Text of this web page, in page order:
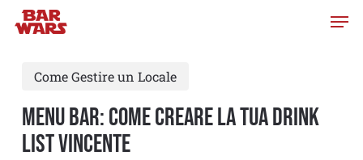
Skip
contentCome Gestire un Locale
Menu bar: come creare la tua drink
list vincente